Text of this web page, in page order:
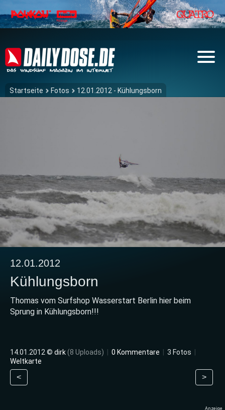
Startseite Fotos 12.01.2012 - Kühlungsborn
12.01.2012
Kühlungsborn
Thomas vom Surfshop Wasserstart Berlin hier beim
Sprung in Kühlungsborn!!!
14.01.2012 © dirk(8 Uploads) 0 Kommentare 3 Fotos
Weltkarte
< >